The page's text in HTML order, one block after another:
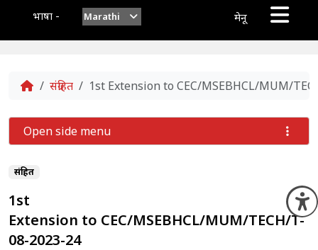
भाषा - Marathi मेनू
Home
संग्रहित 1st Extension to CEC/MSEBHCL/MUM/
संग्रहित
1st
Extension to CEC/MSEBHCL/MUM/TECH/T-
08-2023-24
Open side menu